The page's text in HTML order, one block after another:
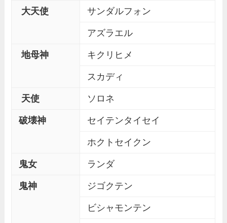
大天使 サンダルフォン
アズラエル
地母神 キクリヒメ
スカディ
天使 ソロネ
破壊神 セイテンタイセイ
ホクトセイクン
鬼女 ランダ
鬼神 ジゴクテン
ビシャモンテン